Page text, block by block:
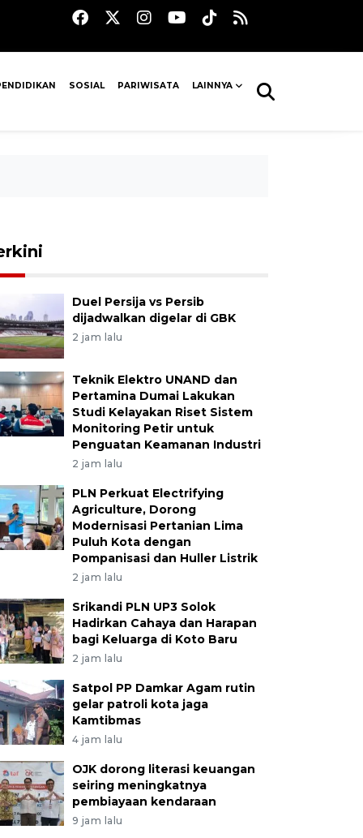
SOSIAL PARIWISATA LAINNYA
Duel Persija vs Persib
dijadwalkan digelar di GBK
2 jam lalu
Teknik Elektro UNAND dan
Pertamina Dumai Lakukan
Studi Kelayakan Riset Sistem
Monitoring Petir untuk
Penguatan Keamanan Industri
2 jam lalu
PLN Perkuat Electrifying
Agriculture, Dorong
Modernisasi Pertanian Lima
Puluh Kota dengan
Pompanisasi dan Huller Listrik
2 jam lalu
Srikandi PLN UP3 Solok
Hadirkan Cahaya dan Harapan
bagi Keluarga di Koto Baru
2 jam lalu
Satpol PP Damkar Agam rutin
gelar patroli kota jaga
Kamtibmas
4 jam lalu
OJK dorong literasi keuangan
seiring meningkatnya
pembiayaan kendaraan
9 jam lalu